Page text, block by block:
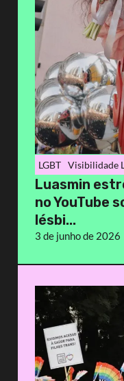
LGBT Visibilidade
Luasmin
no YouTube
lésbi...
3 de junho de 2026